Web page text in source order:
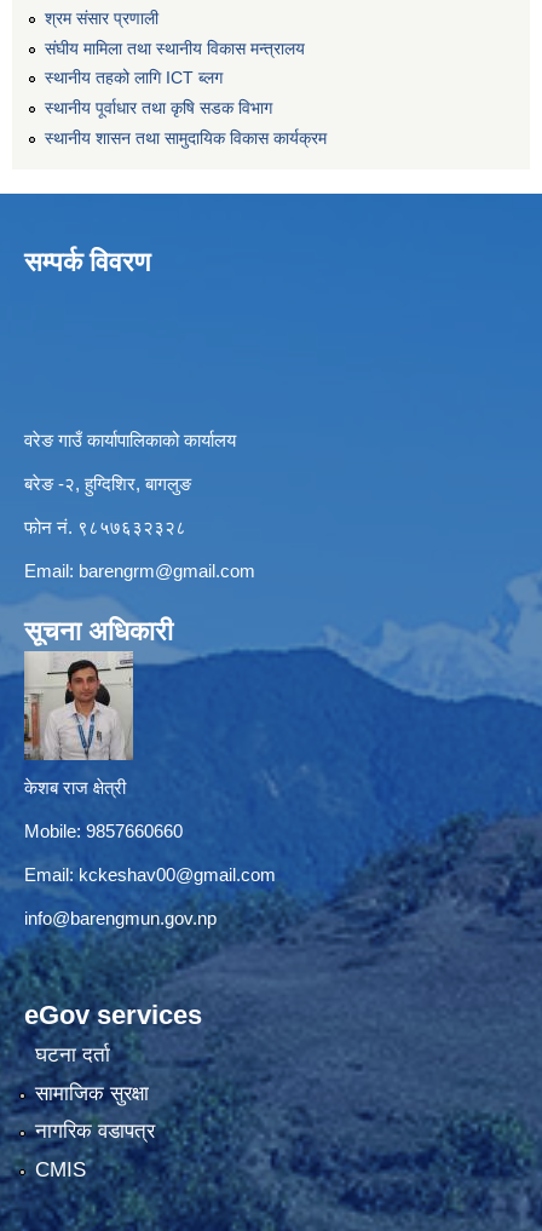
श्रम संसार प्रणाली
संघीय मामिला तथा स्थानीय विकास मन्त्रालय
स्थानीय तहको लागि ICT ब्लग
स्थानीय पूर्वाधार तथा कृषि सडक विभाग
स्थानीय शासन तथा सामुदायिक विकास कार्यक्रम
सम्पर्क विवरण
वरेङ गाउँ कार्यापालिकाको कार्यालय
बरेङ -२, हुग्दिशिर, बागलुङ
फोन नं. ९८५७६३२३२८
Email: barengrm@gmail.com
सूचना अधिकारी
केशब राज क्षेत्री
Mobile: 9857660660
Email: kckeshav00@gmail.com
info@barengmun.gov.np
eGov services
घटना दर्ता
सामाजिक सुरक्षा
नागरिक वडापत्र
CMIS